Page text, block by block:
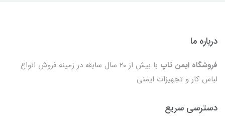
درباره ما
فروشگاه ایمن تاپ
با بیش از ۲۰ سال سابقه در زمینه فروش انواع
لباس کار و تجهیزات ایمنی
دسترسی سریع